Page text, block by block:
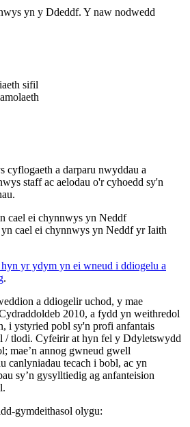
yn y Ddeddf. Y naw nodwedd
sifil
cyflogaeth a darparu nwyddau a
staff ac aelodau o'r cyhoedd sy'n
cael ei chynnwys yn Neddf
cael ei chynnwys yn Neddf yr Iaith
yr ydym yn ei wneud i ddiogelu a
.
a ddiogelir uchod, y mae
2010, a fydd yn weithredol
i ystyried pobl sy'n profi anfantais
/ tlodi. Cyfeirir at hyn fel y Ddyletswydd
mae’n annog gwneud gwell
canlyniadau tecach i bobl, ac yn
sy’n gysylltiedig ag anfanteision
gymdeithasol olygu: